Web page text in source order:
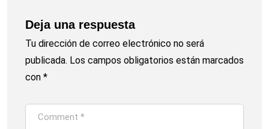
Deja una respuesta
Tu dirección de correo electrónico no será
publicada. Los campos obligatorios están marcados
con *